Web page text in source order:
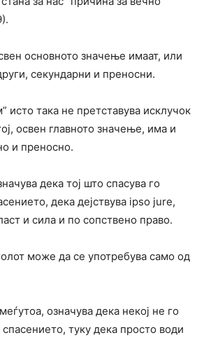
основното значење имаат, или
секундарни и преносни.
исто така не претставува исклучок
освен главното значење, има и
и преносно.
дека тој што спасува го
дека дејствува ipso jure,
и сила и по сопствено право.
може да се употребува само од
означува дека некој не го
туку дека просто води